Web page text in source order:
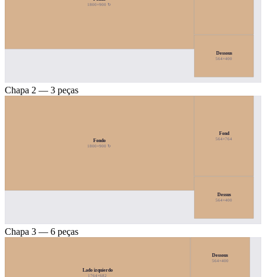
1800×900 ↻
Dessous
564×400
Chapa 2 — 3 peças
Fondo
1800×900 ↻
Fond
564×764
Dessus
564×400
Chapa 3 — 6 peças
Lado izquierdo
1764×682
Dessous
564×400